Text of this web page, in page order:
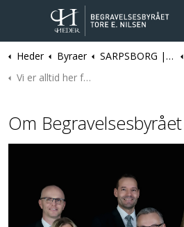
Heder Byraer SARPSBORG | Begravelsesbyrået Tore E. Nilsen
Vi er alltid her for deg
Om